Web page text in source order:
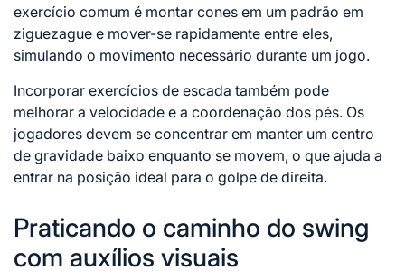
exercício comum é montar cones em um padrão em
ziguezague e mover-se rapidamente entre eles,
simulando o movimento necessário durante um jogo.
Incorporar exercícios de escada também pode
melhorar a velocidade e a coordenação dos pés. Os
jogadores devem se concentrar em manter um centro
de gravidade baixo enquanto se movem, o que ajuda a
entrar na posição ideal para o golpe de direita.
Praticando o caminho do swing
com auxílios visuais